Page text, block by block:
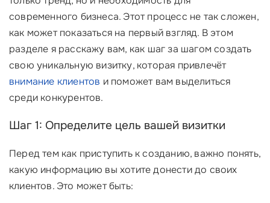
современного бизнеса. Этот процесс не так сложен,
как может показаться на первый взгляд. В этом
разделе я расскажу вам, как шаг за шагом создать
свою уникальную визитку, которая привлечёт
внимание клиентов и поможет вам выделиться
среди конкурентов.
Шаг 1: Определите цель вашей визитки
Перед тем как приступить к созданию, важно понять,
какую информацию вы хотите донести до своих
клиентов. Это может быть: